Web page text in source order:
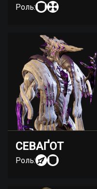
Роль:
СЕВАҐОТ
Роль: